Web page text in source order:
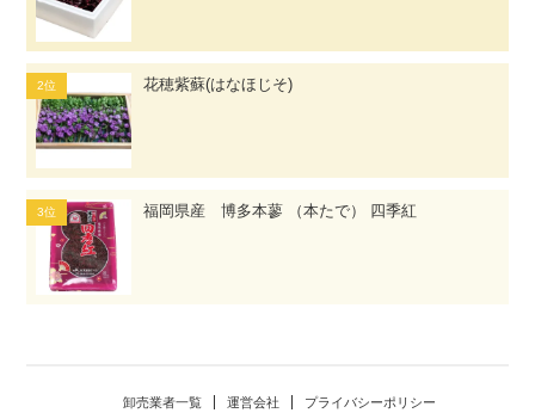
花穂紫蘇(はなほじそ)
福岡県産 博多本蓼 （本たで） 四季紅
卸売業者一覧 運営会社 プライバシーポリシー